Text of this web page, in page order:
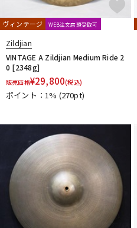
ヴィンテージ WEB注文店頭受取可
Zildjian
VINTAGE A Zildjian Medium Ride 2
0 [2348g]
販売価格¥29,800(税込)
ポイント：1% (270pt)